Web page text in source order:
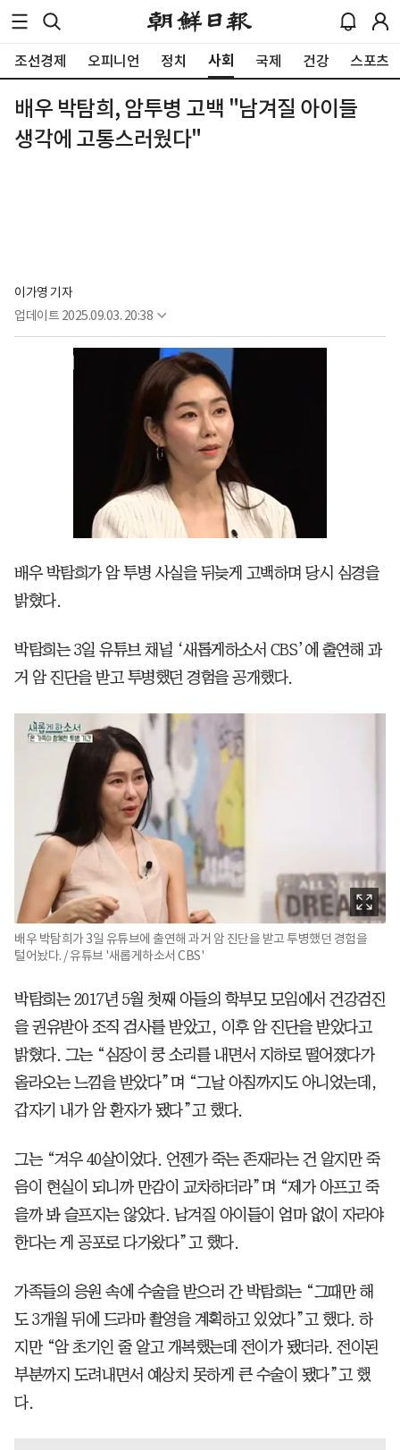
조선경제 오피니언 정치 사회 국제 건강 스포츠
배우 박탐희, 암투병 고백 "남겨질 아이들
생각에 고통스러웠다"
이가영 기자
업데이트 2025.09.03. 20:38
배우 박탐희가 암 투병 사실을 뒤늦게 고백하며 당시 심경을
밝혔다.
박탐희는 3일 유튜브 채널 ‘새롭게하소서 CBS’에 출연해 과
거 암 진단을 받고 투병했던 경험을 공개했다.
배우 박탐희가 3일 유튜브에 출연해 과거 암 진단을 받고 투병했던 경험을
털어놨다. / 유튜브 '새롭게하소서 CBS'
박탐희는 2017년 5월 첫째 아들의 학부모 모임에서 건강검진
을 권유받아 조직 검사를 받았고, 이후 암 진단을 받았다고
밝혔다. 그는 “심장이 쿵 소리를 내면서 지하로 떨어졌다가
올라오는 느낌을 받았다”며 “그날 아침까지도 아니었는데,
갑자기 내가 암 환자가 됐다”고 했다.
그는 “겨우 40살이었다. 언젠가 죽는 존재라는 건 알지만 죽
음이 현실이 되니까 만감이 교차하더라”며 “제가 아프고 죽
을까 봐 슬프지는 않았다. 남겨질 아이들이 엄마 없이 자라야
한다는 게 공포로 다가왔다”고 했다.
가족들의 응원 속에 수술을 받으러 간 박탐희는 “그때만 해
도 3개월 뒤에 드라마 촬영을 계획하고 있었다”고 했다. 하
지만 “암 초기인 줄 알고 개복했는데 전이가 됐더라. 전이된
부분까지 도려내면서 예상치 못하게 큰 수술이 됐다”고 했
다.